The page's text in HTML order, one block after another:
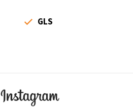
v
ý
p
GLS